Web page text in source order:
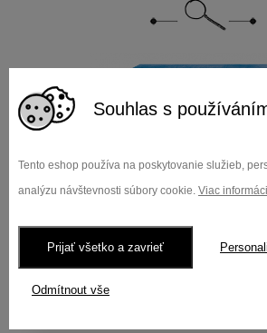
Souhlas s
Tento eshop používa na poskytovanie služieb,
analýzu návštevnosti súbory cookie. Viac
Prijať všetko a zavrieť
Odmítnout vše
Predškolákove týždenníčky pre